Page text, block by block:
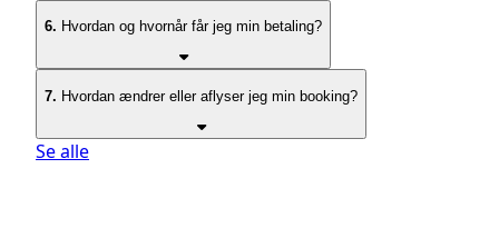
6. Hvordan og hvornår får jeg min betaling?
7. Hvordan ændrer eller aflyser jeg min booking?
Se alle